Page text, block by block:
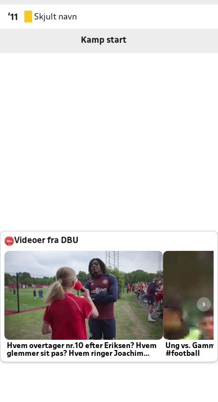
'11 Skjult navn
Kamp start
Videoer fra DBU
Hvem overtager nr.10 efter Eriksen? Hvem
glemmer sit pas? Hvem ringer Joachim
altid til efter kampe?
Ung vs.
#football